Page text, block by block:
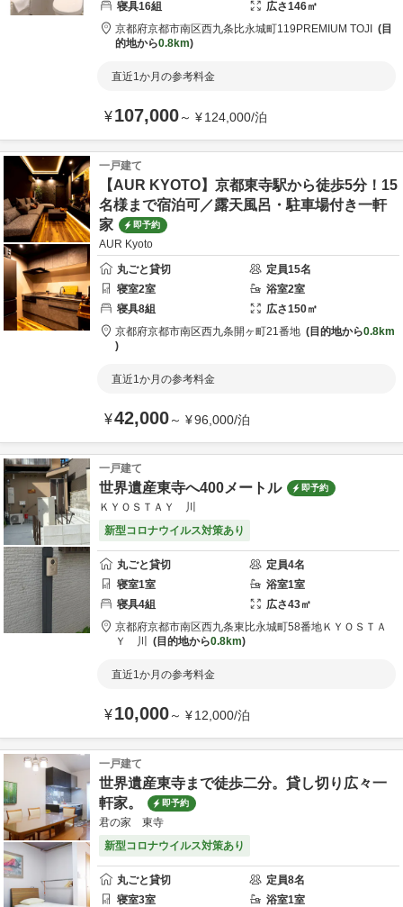
寝具16組 広さ146㎡
京都府京都市南区西九条比永城町119 PREMIUM TOJI
目
的地から0.8km
直近1か月の参考料金
¥107,000～ ¥124,000/泊
一戸建て
【AUR KYOTO】京都東寺駅から徒歩5分！15
名様まで宿泊可／露天風呂・駐車場付き一軒
家
即予約
AUR Kyoto
丸ごと貸切
定員15名
寝室2室 浴室2室
寝具8組 広さ150㎡
京都府京都市南区西九条開ヶ町21番地 目的地から0.8km
直近1か月の参考料金
¥42,000～ ¥96,000/泊
一戸建て
世界遺産東寺へ400メートル 即予約
ＫＹＯＳＴＡＹ 川
新型コロナウイルス対策あり
丸ごと貸切 定員4名
寝室1室 浴室1室
寝具4組 広さ43㎡
京都府京都市南区西九条東比永城町58番地ＫＹＯＳＴＡ
Ｙ 川
目的地から0.8km
直近1か月の参考料金
¥10,000～ ¥12,000/泊
一戸建て
世界遺産東寺まで徒歩二分。貸し切り広々一
軒家。
即予約
君の家 東寺
新型コロナウイルス対策あり
丸ごと貸切 定員8名
寝室3室 浴室1室